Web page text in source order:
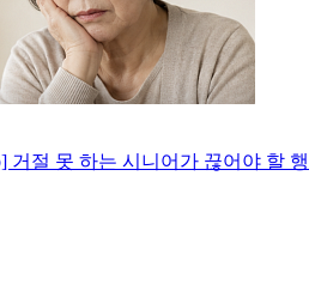
거절 못 하는 시니어가 끊어야 할 행